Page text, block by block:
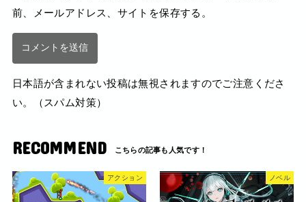
前、メールアドレス、サイトを保存する。
日本語が含まれない投稿は無視されますのでご注意くださ
い。（スパム対策）
RECOMMEND
アクション ノベル